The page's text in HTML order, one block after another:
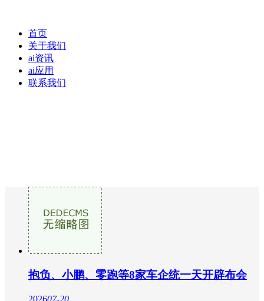
首页
关于我们
ai资讯
ai应用
联系我们
抱负、小鹏、零跑等8家车企统一天开辟布会
202607-20